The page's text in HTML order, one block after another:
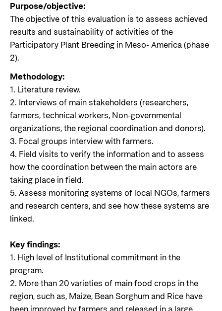
Purpose/objective:
The objective of this evaluation is to assess achieved
results and sustainability of activities of the
Participatory Plant Breeding in Meso- America (phase
2).
Methodology:
1. Literature review.
2. Interviews of main stakeholders (researchers,
farmers, technical workers, Non-governmental
organizations, the regional coordination and donors).
3. Focal groups interview with farmers.
4. Field visits to verify the information and to assess
how the coordination between the main actors are
taking place in field.
5. Assess monitoring systems of local NGOs, farmers
and research centers, and see how these systems are
linked.
Key findings:
1. High level of Institutional commitment in the
program.
2. More than 20 varieties of main food crops in the
region, such as, Maize, Bean Sorghum and Rice have